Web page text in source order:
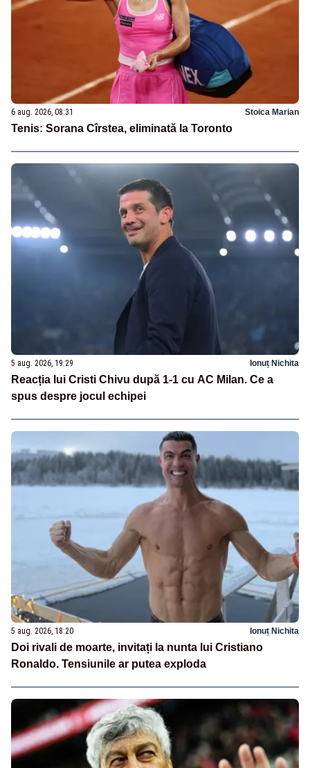
6 aug. 2026, 08:31 Stoica Marian
Tenis: Sorana Cîrstea, eliminată la Toronto
5 aug. 2026, 19:29 Ionuț Nichita
Reacția lui Cristi Chivu după 1-1 cu AC Milan. Ce a
spus despre jocul echipei
5 aug. 2026, 18:20 Ionuț Nichita
Doi rivali de moarte, invitați la nunta lui Cristiano
Ronaldo. Tensiunile ar putea exploda